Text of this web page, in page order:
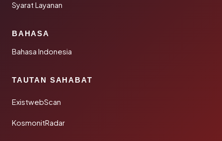
Syarat Layanan
BAHASA
Bahasa Indonesia
TAUTAN SAHABAT
ExistwebScan
KosmonitRadar